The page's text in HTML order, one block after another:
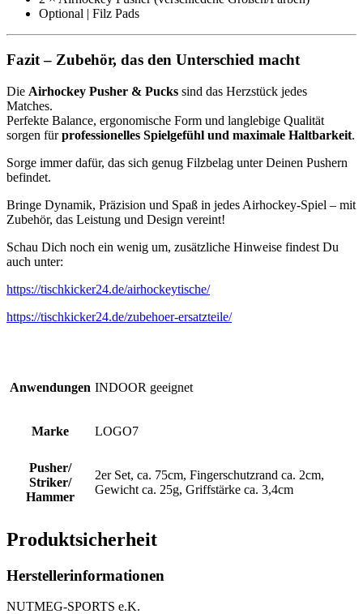
Optional | Filz Pads
Fazit – Zubehör, das den Unterschied macht
Die Airhockey Pusher & Pucks sind das Herzstück jedes
Matches.
Perfekte Balance, ergonomische Form und langlebige Qualität
sorgen fürprofessionelles Spielgefühl und maximale Haltbarkeit.
Sorge immer dafür, das sich genug Filzbelag unter Deinen Pushern
befindet.
Bringe Dynamik, Präzision und Spaß in jedes Airhockey-Spiel – mit
Zubehör, das Leistung und Design vereint!
Schau Dich noch ein wenig um, zusätzliche Hinweise findest Du
auch unter:
https://tischkicker24.de/airhockeytische/
https://tischkicker24.de/zubehoer-ersatzteile/
Anwendungen INDOOR geeignet
Marke LOGO7
Pusher/
Striker/
Hammer
2er Set, ca. 75cm, Fingerschutzrand ca. 2cm,
Gewicht ca. 25g, Griffstärke ca. 3,4cm
Produktsicherheit
Herstellerinformationen
NUTMEG-SPORTS e.K.